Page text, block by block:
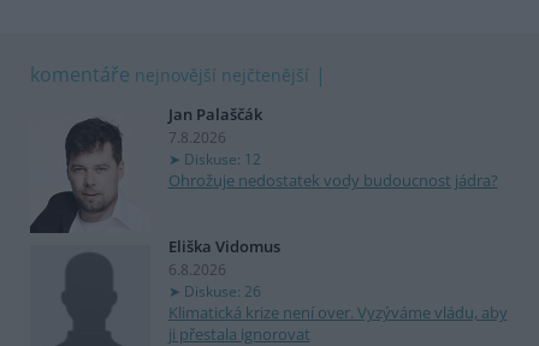
komentáře nejnovější nejčtenější
Jan Palaščák
7.8.2026
Diskuse: 12
Ohrožuje nedostatek vody budoucnost jádra?
Eliška Vidomus
6.8.2026
Diskuse: 26
Klimatická krize není over. Vyzýváme vládu, aby
ji přestala ignorovat